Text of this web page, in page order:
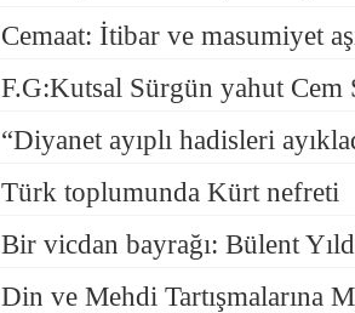
Cemaat: İtibar ve masumiyet
F.G:Kutsal Sürgün yahut Cem
“Diyanet ayıplı hadisleri
Türk toplumunda Kürt nefreti
Bir vicdan bayrağı: Bülent
Din ve Mehdi Tartışmalarına